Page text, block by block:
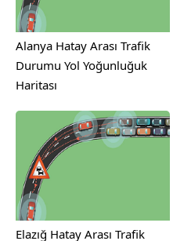
Alanya Hatay Arası Trafik
Durumu Yol Yoğunluğuk
Haritası
Elazığ Hatay Arası Trafik